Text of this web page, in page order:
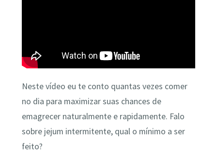
Neste vídeo eu te conto quantas vezes comer
no dia para maximizar suas chances de
emagrecer naturalmente e rapidamente. Falo
sobre jejum intermitente, qual o mínimo a ser
feito?